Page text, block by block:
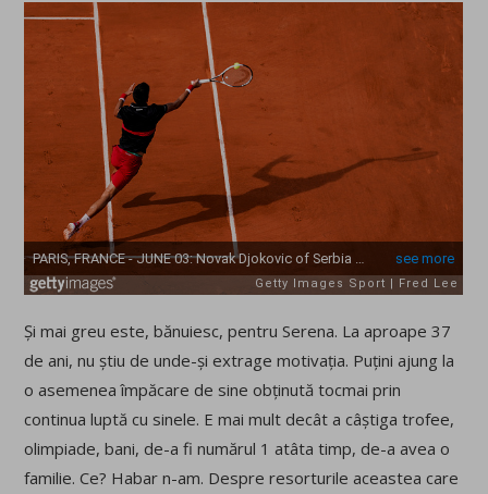
Și mai greu este, bănuiesc, pentru Serena. La aproape 37
de ani, nu știu de unde-și extrage motivația. Puțini ajung la
o asemenea împăcare de sine obținută tocmai prin
continua luptă cu sinele. E mai mult decât a câștiga trofee,
olimpiade, bani, de-a fi numărul 1 atâta timp, de-a avea o
familie. Ce? Habar n-am. Despre resorturile aceastea care